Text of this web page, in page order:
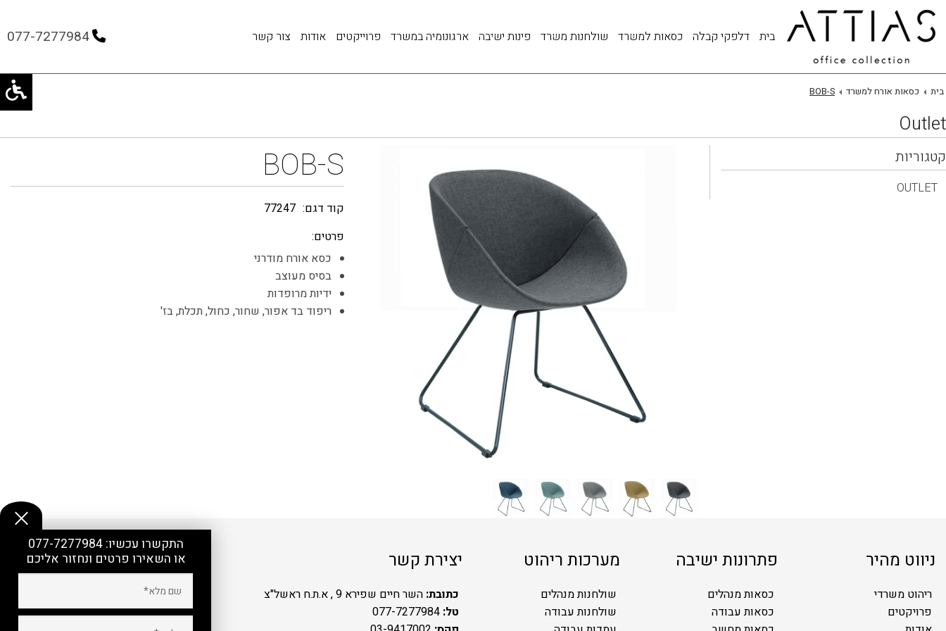
בית דלפקי קבלה כסאות למשרד שולחנות משרד פינות ישיבה ארגונומיה במשרד פרוייקטים אודות צור קשר 077-7277984
התקשרו עכשיו: 077-7277984
או השאירו פרטים ונחזור אליכם
בית כסאות אורח למשרד BOB-S
Outlet
קטגוריות
OUTLET
BOB-S
קוד דגם: 77247
פרטים:
כסא אורח מודרני
בסיס מעוצב
ידיות מרופדות
ריפוד בד אפור, שחור, כחול, תכלת, בז'
ניווט מהיר
ריהוט משרדי
פרויקטים
פתרונות ישיבה
כסאות מנהלים
כסאות עבודה
מערכות ריהוט
שולחנות מנהלים
שולחנות עבודה
יצירת קשר
כתובת: השר חיים שפירא 9 , א.ת.ח ראשל"צ
טל: 077-7277984